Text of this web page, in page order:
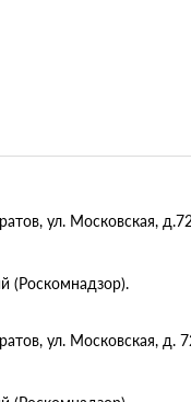
ул. Московская,
(Роскомнадзор).
ул. Московская, д.